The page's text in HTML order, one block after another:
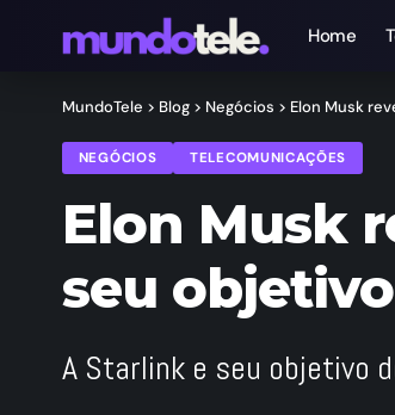
Home
MundoTele > Blog > Negócios > Elon Musk
NEGÓCIOS TELECOMUNICAÇÕES
Elon Musk
seu
A Starlink e seu objetivo